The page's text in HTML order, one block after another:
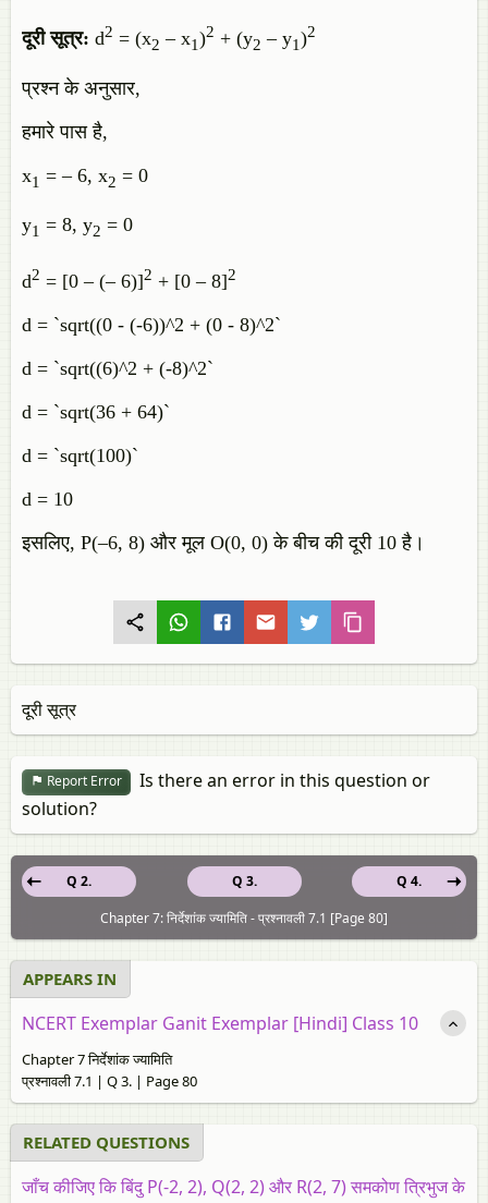
दूरी सूत्र: d2 = (x2 – x1)2 + (y2 – y1)2
प्रश्न के अनुसार,
हमारे पास है,
x1 = – 6, x2 = 0
y1 = 8, y2 = 0
d2 = [0 – (– 6)]2 + [0 – 8]2
d = `sqrt((0 - (-6))^2 + (0 - 8)^2`
d = `sqrt((6)^2 + (-8)^2`
d = `sqrt(36 + 64)`
d = `sqrt(100)`
d = 10
इसलिए, P(–6, 8) और मूल O(0, 0) के बीच की दूरी 10 है।
दूरी सूत्र
Report Error
Is there an error in this question or
solution?
Q 3.
Q 2.
Q 4.
Chapter 7: निर्देशांक ज्यामिति - प्रश्नावली 7.1 [Page 80]
APPEARS IN
NCERT Exemplar Ganit Exemplar [Hindi] Class 10
Chapter 7 निर्देशांक ज्यामिति
प्रश्नावली 7.1 | Q 3. | Page 80
RELATED QUESTIONS
जाँच कीजिए कि बिंदु P(-2, 2), Q(2, 2) और R(2, 7) समकोण त्रिभुज के